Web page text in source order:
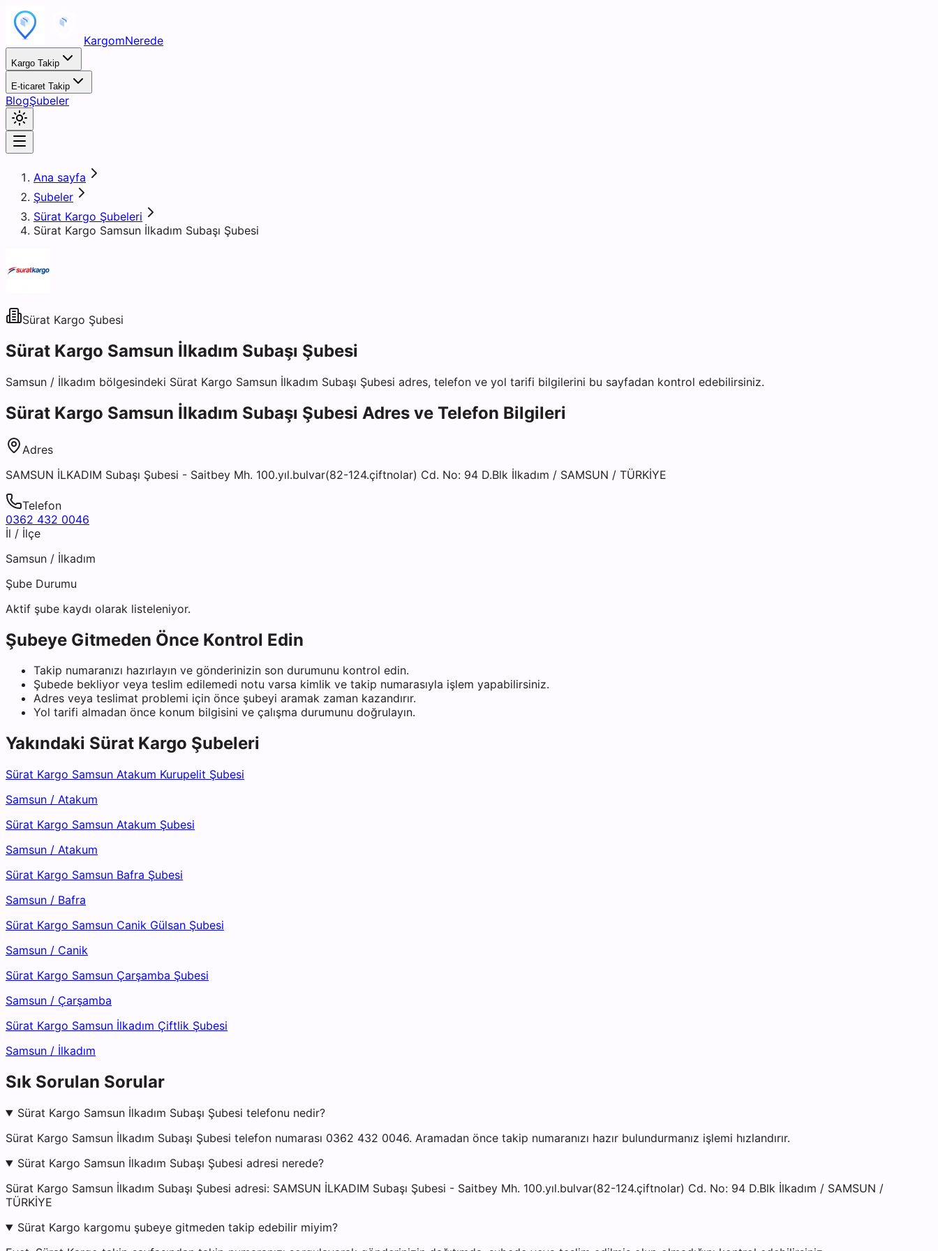
KargomNerede
Kargo Takip
E-ticaret Takip
BlogŞubeler
Ana sayfa
Şubeler
Sürat Kargo Şubeleri
Sürat Kargo Samsun İlkadım Subaşı Şubesi
Sürat Kargo Şubesi
Sürat Kargo Samsun İlkadım Subaşı Şubesi
Samsun / İlkadım bölgesindeki Sürat Kargo Samsun İlkadım Subaşı Şubesi adres, telefon ve yol tarifi bilgilerini bu sayfadan kontrol edebilirsiniz.
Sürat Kargo Samsun İlkadım Subaşı Şubesi Adres ve Telefon Bilgileri
Adres
SAMSUN İLKADIM Subaşı Şubesi - Saitbey Mh. 100.yıl.bulvar(82-124.çiftnolar) Cd. No: 94 D.Blk İlkadım / SAMSUN / TÜRKİYE
Telefon
0362 432 0046
İl / İlçe
Samsun / İlkadım
Şube Durumu
Aktif şube kaydı olarak listeleniyor.
Şubeye Gitmeden Önce Kontrol Edin
Takip numaranızı hazırlayın ve gönderinizin son durumunu kontrol edin.
Şubede bekliyor veya teslim edilemedi notu varsa kimlik ve takip numarasıyla işlem yapabilirsiniz.
Adres veya teslimat problemi için önce şubeyi aramak zaman kazandırır.
Yol tarifi almadan önce konum bilgisini ve çalışma durumunu doğrulayın.
Yakındaki Sürat Kargo Şubeleri
Sürat Kargo Samsun Atakum Kurupelit Şubesi
Samsun / Atakum
Sürat Kargo Samsun Atakum Şubesi
Samsun / Atakum
Sürat Kargo Samsun Bafra Şubesi
Samsun / Bafra
Sürat Kargo Samsun Canik Gülsan Şubesi
Samsun / Canik
Sürat Kargo Samsun Çarşamba Şubesi
Samsun / Çarşamba
Sürat Kargo Samsun İlkadım Çiftlik Şubesi
Samsun / İlkadım
Sık Sorulan Sorular
Sürat Kargo Samsun İlkadım Subaşı Şubesi telefonu nedir?
Sürat Kargo Samsun İlkadım Subaşı Şubesi telefon numarası 0362 432 0046. Aramadan önce takip numaranızı hazır bulundurmanız işlemi hızlandırır.
Sürat Kargo Samsun İlkadım Subaşı Şubesi adresi nerede?
Sürat Kargo Samsun İlkadım Subaşı Şubesi adresi: SAMSUN İLKADIM Subaşı Şubesi - Saitbey Mh. 100.yıl.bulvar(82-124.çiftnolar) Cd. No: 94 D.Blk İlkadım / SAMSUN /
TÜRKİYE
Sürat Kargo kargomu şubeye gitmeden takip edebilir miyim?